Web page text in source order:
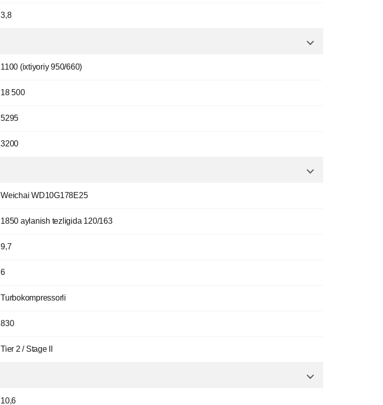
3,8
1100 (ixtiyoriy 950/660)
18 500
5295
3200
Weichai WD10G178E25
1850 aylanish tezligida 120/163
9,7
6
Turbokompressorli
830
Tier 2 / Stage II
10,6